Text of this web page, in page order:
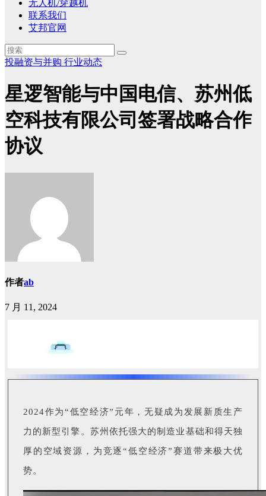
无人机/穿越机
联系我们
艾邦官网
投融资与并购 行业动态
星逻智能与中国电信、苏州低
空科技有限公司签署战略合作
协议
作者ab
7 月 11, 2024
2024作为“低空经济”元年，无疑成为发展新质生产
力的新型引擎。苏州依托强大的制造业基础和得天独
厚的空域资源，为竞逐“低空经济”赛道带来极大优
势。